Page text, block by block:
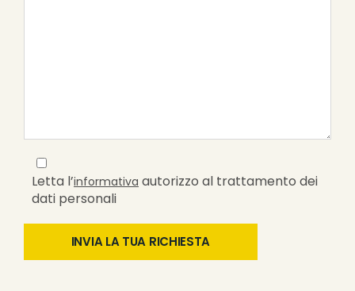
Letta l’informativa autorizzo al trattamento dei
dati personali